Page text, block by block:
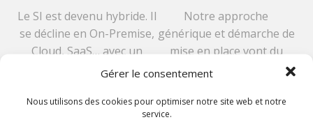
Gérer le consentement
Nous utilisons des cookies pour optimiser notre site web et notre
service.
Le SI est devenu hybride. Il
se décline en On-Premise,
Cloud, SaaS… avec un
zeste de virtualisation,
solutions sont maintenant
imbriquées. Comment
Notre approche
générique et démarche de
mise en place vont du
démarrage à la
permet d’aller beaucoup
plus loin qu’un simple